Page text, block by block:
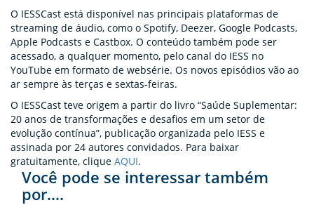
O IESSCast está disponível nas principais plataformas de
streaming de áudio, como o Spotify, Deezer, Google Podcasts,
Apple Podcasts e Castbox. O conteúdo também pode ser
acessado, a qualquer momento, pelo canal do IESS no
YouTube em formato de websérie. Os novos episódios vão ao
ar sempre às terças e sextas-feiras.
O IESSCast teve origem a partir do livro “Saúde Suplementar:
20 anos de transformações e desafios em um setor de
evolução contínua”, publicação organizada pelo IESS e
assinada por 24 autores convidados. Para baixar
gratuitamente, clique AQUI.
Você pode se interessar também
por....